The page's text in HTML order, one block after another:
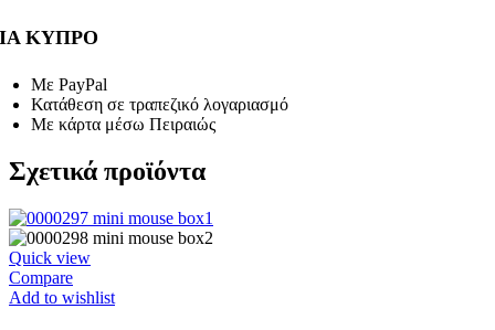
ΚΥΠΡΟ
Με PayPal
Κατάθεση σε τραπεζικό λογαριασμό
Με κάρτα μέσω Πειραιώς
Σχετικά προϊόντα
Quick view
Compare
Add to wishlist